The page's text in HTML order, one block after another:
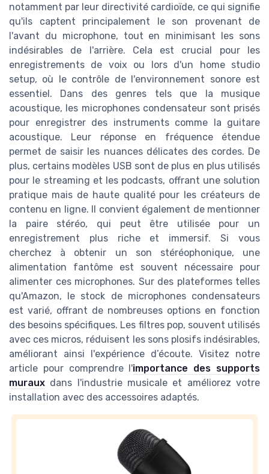
notamment par leur directivité cardioïde, ce qui signifie
qu'ils captent principalement le son provenant de
l'avant du microphone, tout en minimisant les sons
indésirables de l'arrière. Cela est crucial pour les
enregistrements de voix ou lors d'un home studio
setup, où le contrôle de l'environnement sonore est
essentiel. Dans des genres tels que la musique
acoustique, les microphones condensateur sont prisés
pour enregistrer des instruments comme la guitare
acoustique. Leur réponse en fréquence étendue
permet de saisir les nuances délicates des cordes. De
plus, certains modèles USB sont de plus en plus utilisés
pour le streaming et les podcasts, offrant une solution
pratique mais de haute qualité pour les créateurs de
contenu en ligne. Il convient également de mentionner
la paire stéréo, qui peut être utilisée pour un
enregistrement plus riche et immersif. Si vous
cherchez à obtenir un son stéréophonique, une
alimentation fantôme est souvent nécessaire pour
alimenter ces microphones. Sur des plateformes telles
qu'Amazon, le stock de microphones condensateurs
est varié, offrant de nombreuses options en fonction
des besoins spécifiques. Les filtres pop, souvent utilisés
avec ces micros, réduisent les sons plosifs indésirables,
améliorant ainsi l'expérience d’écoute. Visitez notre
article pour comprendre l'importance des supports
muraux dans l'industrie musicale et améliorez votre
installation avec des accessoires adaptés.